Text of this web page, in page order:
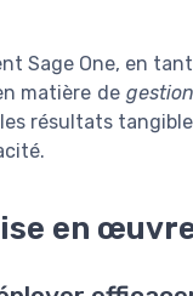
Sage One, en
matière de
résultats
en